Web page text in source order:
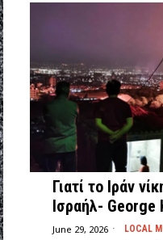
Γιατί το Ιράν
Ισραήλ-
June 29, 2026 LOCAL